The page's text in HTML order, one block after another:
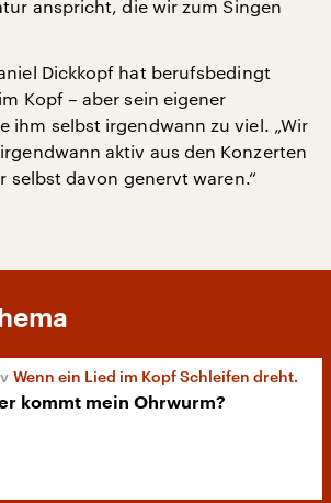
anspricht, die wir zum Singen
Dickkopf hat berufsbedingt
Kopf – aber sein eigener
ihm selbst irgendwann zu viel. „Wir
aktiv aus den Konzerten
selbst davon genervt waren.“
Wenn ein Lied im Kopf Schleifen dreht.
kommt mein Ohrwurm?